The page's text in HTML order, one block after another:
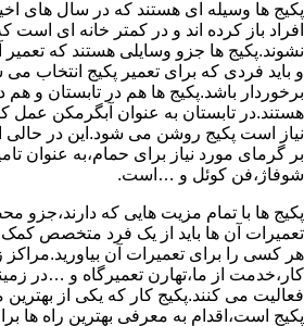
پکیج ها وسیله ای هستند که در سال های
افراد باز کرده اند و در کمتر خانه ای است
نشوند.پکیج ها جزو وسایلی هستند که
و باید فردی که برای تعمیر پکیج انتخاب می
برخوردار باشد.پکیج ها هم در تابستان و
هستند.در تابستان به عنوان آبگرمکن عمل
نیاز است پکیج روشن می شود.این در
بر گرمای مورد نیاز برای حمام،به عنوان
شوفاژ،فن کوئل و …است.
پکیج ها با تمام مزیت هایی که دارند،جزو
تعمیرات آن ها باید از یک فرد متخصص
هر کسی را برای تعمیرات آن
کار،خدمت از ما،تهارن تعمیرگاه و …در
فعالیت می کنند.پکیج کار که یکی از
پکیج است،اقدام به معرفی بهترین راه ها